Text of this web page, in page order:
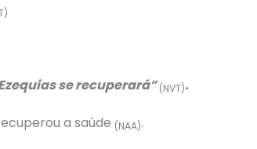
se recuperará”(NVT).
a saúde (NAA).